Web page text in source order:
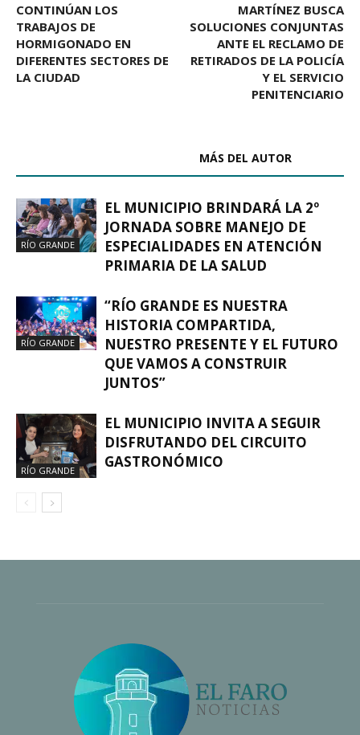
CONTINÚAN LOS
TRABAJOS DE
HORMIGONADO EN
DIFERENTES SECTORES DE
LA CIUDAD
MARTÍNEZ BUSCA
SOLUCIONES CONJUNTAS
ANTE EL RECLAMO DE
RETIRADOS DE LA POLICÍA
Y EL SERVICIO
PENITENCIARIO
MÁS DEL AUTOR
RÍO GRANDE
EL MUNICIPIO BRINDARÁ LA 2º
JORNADA SOBRE MANEJO DE
ESPECIALIDADES EN ATENCIÓN
PRIMARIA DE LA SALUD
RÍO GRANDE
“RÍO GRANDE ES NUESTRA
HISTORIA COMPARTIDA,
NUESTRO PRESENTE Y EL FUTURO
QUE VAMOS A CONSTRUIR
JUNTOS”
RÍO GRANDE
EL MUNICIPIO INVITA A SEGUIR
DISFRUTANDO DEL CIRCUITO
GASTRONÓMICO